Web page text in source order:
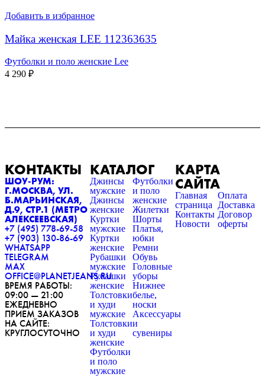
Добавить в избранное
Майка женская LEE 112363635
Футболки и поло женские Lee
4 290 ₽
КОНТАКТЫ
ШОУ-РУМ:
Г.МОСКВА, УЛ.
Б.МАРЬИНСКАЯ,
Д.9, СТР.1 (МЕТРО
АЛЕКСЕЕВСКАЯ)
+7 (495) 778-69-58
+7 (903) 130-86-69
WHATSAPP
TELEGRAM
MAX
OFFICE@PLANETJEANS.RU
ВРЕМЯ РАБОТЫ:
09:00 — 21:00
ЕЖЕДНЕВНО
ПРИЕМ ЗАКАЗОВ
НА САЙТЕ:
КРУГЛОСУТОЧНО
КАТАЛОГ
Джинсы
мужские
Джинсы
женские
Куртки
мужские
Куртки
женские
Рубашки
мужские
Рубашки
женские
Толстовки
и худи
мужские
Толстовки
и худи
женские
Футболки
и поло
мужские
Футболки
и поло
женские
Жилетки
Шорты
Платья,
юбки
Ремни
Обувь
Головные
уборы
Нижнее
белье,
носки
Аксессуары
и
сувениры
КАРТА
САЙТА
Главная
страница
Контакты
Новости
Оплата
Доставка
Договор
оферты